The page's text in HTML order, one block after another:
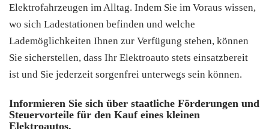
Elektrofahrzeugen im Alltag. Indem Sie im Voraus wissen,
wo sich Ladestationen befinden und welche
Lademöglichkeiten Ihnen zur Verfügung stehen, können
Sie sicherstellen, dass Ihr Elektroauto stets einsatzbereit
ist und Sie jederzeit sorgenfrei unterwegs sein können.
Informieren Sie sich über staatliche Förderungen und
Steuervorteile für den Kauf eines kleinen
Elektroautos.